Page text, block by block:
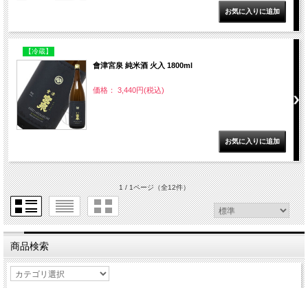
【冷蔵】
會津宮泉 純米酒 火入 1800ml
価格： 3,440円(税込)
1 / 1ページ（全12件）
商品検索